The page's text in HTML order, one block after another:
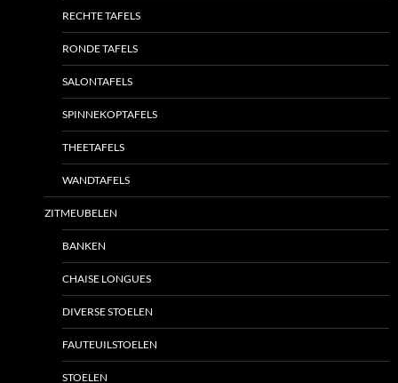
RECHTE TAFELS
RONDE TAFELS
SALONTAFELS
SPINNEKOPTAFELS
THEETAFELS
WANDTAFELS
ZITMEUBELEN
BANKEN
CHAISE LONGUES
DIVERSE STOELEN
FAUTEUILSTOELEN
STOELEN